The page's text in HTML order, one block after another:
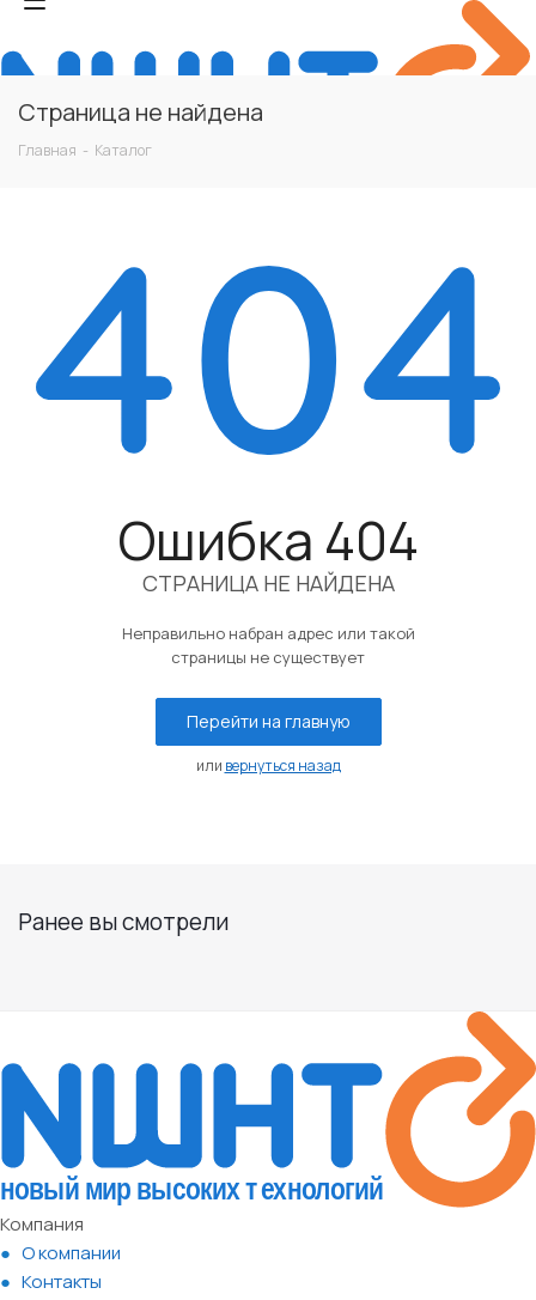
Страница не найдена
Главная - Каталог
Ошибка 404
СТРАНИЦА НЕ НАЙДЕНА
Неправильно набран адрес или такой
страницы не существует
Перейти на главную
или вернуться назад
Ранее вы смотрели
Компания
О компании
Контакты